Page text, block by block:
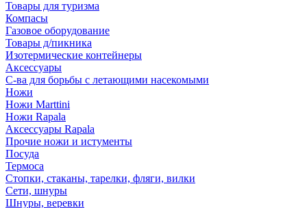
Товары для туризма
Компасы
Газовое оборудование
Товары д/пикника
Изотермические контейнеры
Аксессуары
С-ва для борьбы с летающими насекомыми
Ножи
Ножи Marttini
Ножи Rapala
Аксессуары Rapala
Прочие ножи и истументы
Посуда
Термоса
Стопки, стаканы, тарелки, фляги, вилки
Сети, шнуры
Шнуры, веревки